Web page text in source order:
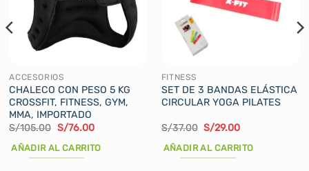
ACCESORIOS
CHALECO CON PESO 5 KG
CROSSFIT, FITNESS, GYM,
MMA, IMPORTADO
S/105.00 El
original
era:
S/76.00El
actual
AÑADIR AL CARRITO
FITNESS
SET DE 3 BANDAS ELÁSTICA
CIRCULAR YOGA PILATES
S/37.00 El
original
era:
S/29.00El
actual
AÑADIR AL CARRITO